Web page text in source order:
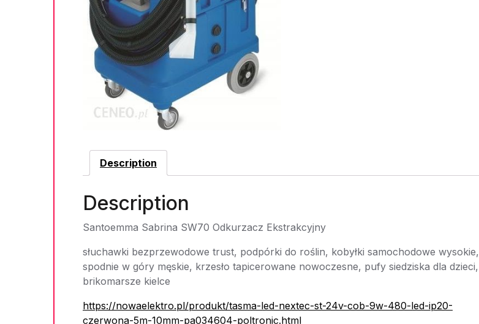
Description
Description
Santoemma Sabrina SW70 Odkurzacz Ekstrakcyjny
słuchawki bezprzewodowe trust, podpórki do roślin, kobyłki samochodowe wysokie,
spodnie w góry męskie, krzesło tapicerowane nowoczesne, pufy siedziska dla dzieci,
brikomarsze kielce
https://nowaelektro.pl/produkt/tasma-led-nextec-st-24v-cob-9w-480-led-ip20-
czerwona-5m-10mm-pa034604-poltronic.html